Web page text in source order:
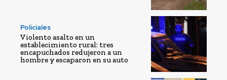
Policiales
Violento asalto en un
establecimiento rural: tres
encapuchados redujeron a un
hombre y escaparon en su auto